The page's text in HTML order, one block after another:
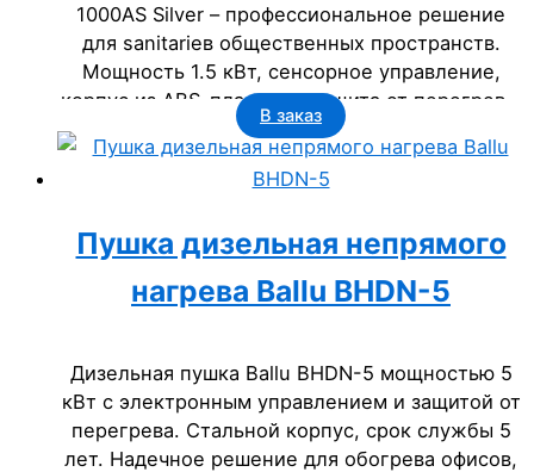
1000AS Silver – профессиональное решение
для sanitariев общественных пространств.
Мощность 1.5 кВт, сенсорное управление,
корпус из ABS-пластика, защита от перегрева.
Срок службы 5 лет, класс IP23. Идеально для
офисов, гостиниц, госучреждений.
В заказ
Пушка дизельная непрямого
нагрева Ballu BHDN-5
Дизельная пушка Ballu BHDN-5 мощностью 5
кВт с электронным управлением и защитой от
перегрева. Стальной корпус, срок службы 5
лет. Надечное решение для обогрева офисов,